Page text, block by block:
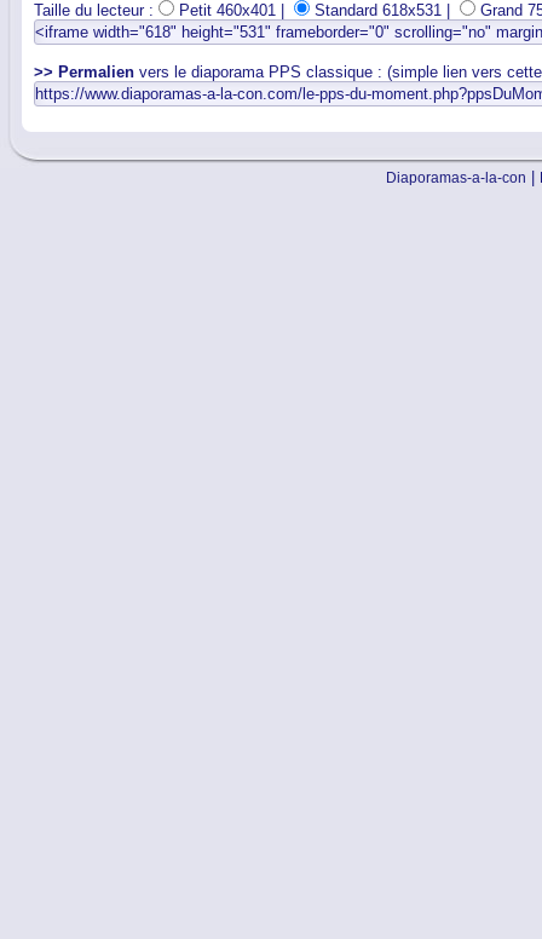
Taille du lecteur : Petit 460x401 | Standard 618x531 | Grand
>> Permalien vers le diaporama PPS classique : (simple lien vers
Diaporamas-a-la-con